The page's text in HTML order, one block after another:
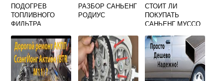
ПОДОГРЕВ
ТОПЛИВНОГО
ФИЛЬТРА
РАЗБОР САНЬЕНГ
РОДИУС
СТОИТ ЛИ
ПОКУПАТЬ
САНЬЕНГ МУССО